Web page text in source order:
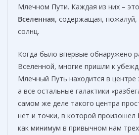
Млечном Пути. Каждая из них –
Вселенная, содержащая, пожалуй,
солнц.
Когда было впервые обнаружено
Вселенной, многие пришли к
Млечный Путь находится в центре
а все остальные галактики
самом же деле такого центра
нет и точки, в которой произошел
как минимум в привычном нам